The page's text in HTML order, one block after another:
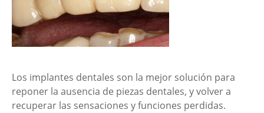
Los implantes dentales son la mejor solución para
reponer la ausencia de piezas dentales, y volver a
recuperar las sensaciones y funciones perdidas.